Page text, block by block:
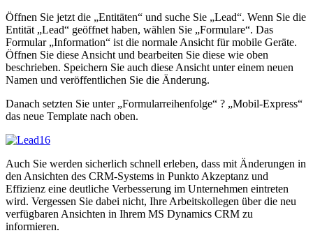
Öffnen Sie jetzt die „Entitäten“ und suche Sie „Lead“. Wenn Sie die
Entität „Lead“ geöffnet haben, wählen Sie „Formulare“. Das
Formular „Information“ ist die normale Ansicht für mobile Geräte.
Öffnen Sie diese Ansicht und bearbeiten Sie diese wie oben
beschrieben. Speichern Sie auch diese Ansicht unter einem neuen
Namen und veröffentlichen Sie die Änderung.
Danach setzten Sie unter „Formularreihenfolge“ ? „Mobil-Express“
das neue Template nach oben.
Auch Sie werden sicherlich schnell erleben, dass mit Änderungen in
den Ansichten des CRM-Systems in Punkto Akzeptanz und
Effizienz eine deutliche Verbesserung im Unternehmen eintreten
wird. Vergessen Sie dabei nicht, Ihre Arbeitskollegen über die neu
verfügbaren Ansichten in Ihrem MS Dynamics CRM zu
informieren.